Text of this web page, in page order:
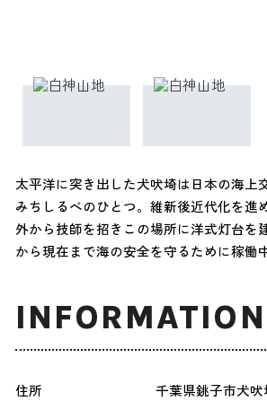
太平洋に突き出した犬吠埼は日本の海上
みちしるべのひとつ。維新後近代化を進
外から技師を招きこの場所に洋式灯台を
から現在まで海の安全を守るために稼働中
INFORMATION
住所
千葉県銚子市犬吠